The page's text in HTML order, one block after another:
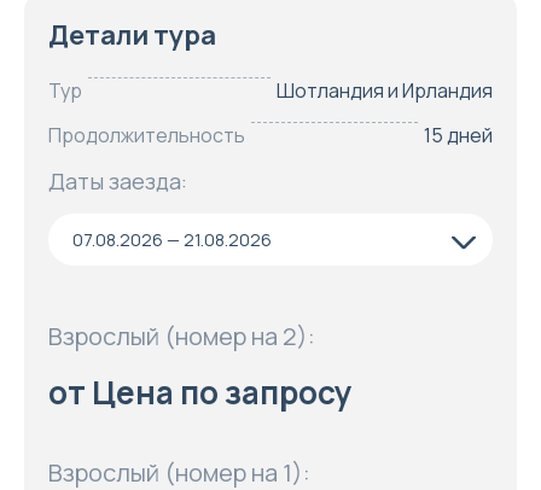
Детали тура
Тур
Шотландия и Ирландия
Продолжительность
15 дней
Даты заезда:
07.08.2026 — 21.08.2026
Взрослый (номер на 2):
от Цена по запросу
Взрослый (номер на 1):